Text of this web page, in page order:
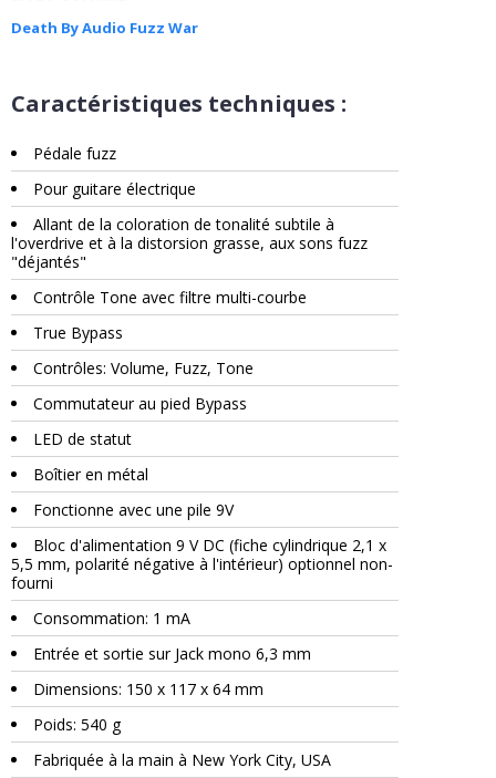
Death By Audio Fuzz War
Caractéristiques techniques :
Pédale fuzz
Pour guitare électrique
Allant de la coloration de tonalité subtile à
l'overdrive et à la distorsion grasse, aux sons fuzz
"déjantés"
Contrôle Tone avec filtre multi-courbe
True Bypass
Contrôles: Volume, Fuzz, Tone
Commutateur au pied Bypass
LED de statut
Boîtier en métal
Fonctionne avec une pile 9V
Bloc d'alimentation 9 V DC (fiche cylindrique 2,1 x
5,5 mm, polarité négative à l'intérieur) optionnel non-
fourni
Consommation: 1 mA
Entrée et sortie sur Jack mono 6,3 mm
Dimensions: 150 x 117 x 64 mm
Poids: 540 g
Fabriquée à la main à New York City, USA